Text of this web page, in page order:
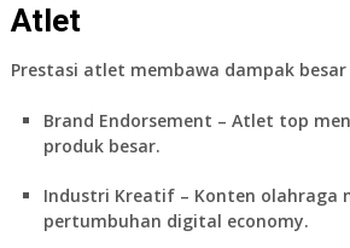
Atlet
Prestasi atlet membawa dampak
Brand Endorsement – Atlet top
produk besar.
Industri Kreatif– Konten olahraga
pertumbuhan digital economy.